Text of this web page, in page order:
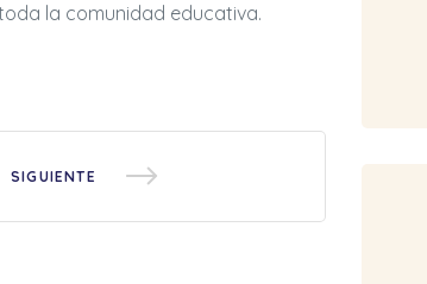
la comunidad educativa.
SIGUIENTE